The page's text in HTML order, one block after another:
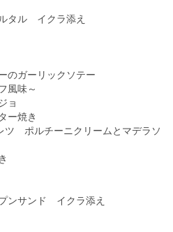
タル イクラ添え
のガーリックソテー
風味～
ョ
ー焼き
ツ ポルチーニクリームとマデラソ
ンサンド イクラ添え